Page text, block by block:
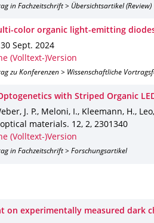
in Fachzeitschrift > Übersichtsartikel (Review)
color organic light-emitting
30 Sept. 2024
(Volltext-)Version
zu Konferenzen > Wissenschaftliche
with Striped Organic
J. P., Meloni, I., Kleemann, H.,
materials. 12, 2, 2301340
(Volltext-)Version
in Fachzeitschrift > Forschungsartikel
on experimentally measured dark